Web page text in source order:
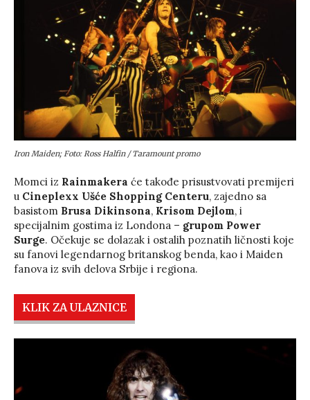
Iron Maiden; Foto: Ross Halfin / Taramount promo
Momci iz Rainmakera će takođe prisustvovati premijeri
u Cineplexx Ušće Shopping Centeru, zajedno sa
basistom Brusa Dikinsona, Krisom Dejlom, i
specijalnim gostima iz Londona – grupom Power
Surge. Očekuje se dolazak i ostalih poznatih ličnosti koje
su fanovi legendarnog britanskog benda, kao i Maiden
fanova iz svih delova Srbije i regiona.
KLIK ZA ULAZNICE